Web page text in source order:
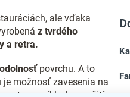
ale vďaka
z tvrdého
a retra.
povrchu. A to
možnosť zavesenia na